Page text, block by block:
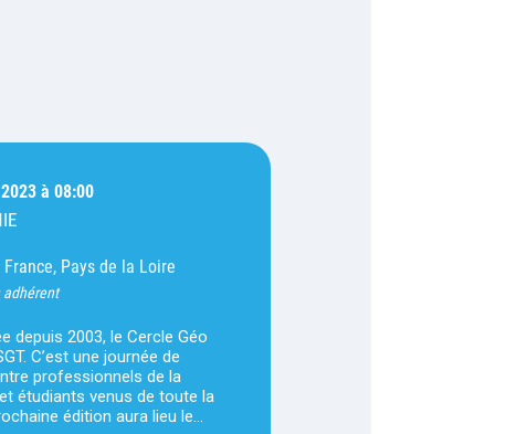
à 08:00
France, Pays de la Loire
adhérent
depuis 2003, le Cercle Géo
C’est une journée de
professionnels de la
étudiants venus de toute la
édition aura lieu le…